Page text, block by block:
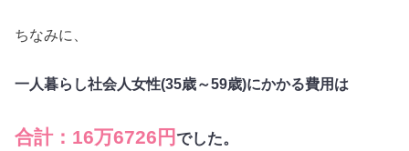
ちなみに、
一人暮らし社会人女性(35歳～59歳)にかかる費用は
合計：16万6726円でした。